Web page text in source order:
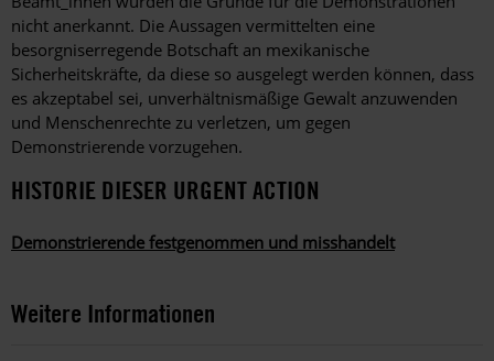
nicht anerkannt. Die Aussagen vermittelten eine
besorgniserregende Botschaft an mexikanische
Sicherheitskräfte, da diese so ausgelegt werden können, dass
es akzeptabel sei, unverhältnismäßige Gewalt anzuwenden
und Menschenrechte zu verletzen, um gegen
Demonstrierende vorzugehen.
HISTORIE DIESER URGENT ACTION
Demonstrierende festgenommen und misshandelt
Weitere Informationen